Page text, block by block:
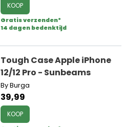
KOOP
Gratis verzenden*
14 dagen bedenktijd
Tough Case Apple iPhone
12/12 Pro - Sunbeams
By Burga
39,99
KOOP